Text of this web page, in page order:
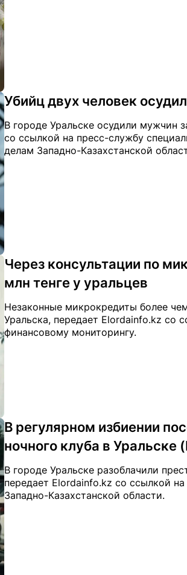
Убийц двух человек
В городе Уральске осудили мужчин
со ссылкой на пресс-службу
делам Западно-Казахстанской
Через консультации по
млн тенге у уральцев
Незаконные микрокредиты более
Уральска, передает Elordainfo.kz со
финансовому мониторингу.
В регулярном избиении
ночного клуба в Уральске
В городе Уральске разоблачили
передает Elordainfo.kz со ссылкой
Западно-Казахстанской области.